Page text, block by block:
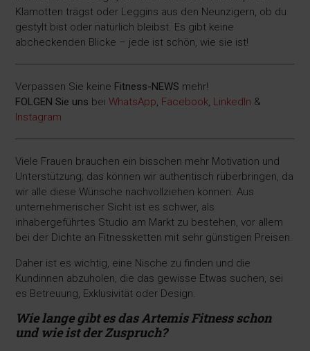
Klamotten trägst oder Leggins aus den Neunzigern, ob du
gestylt bist oder natürlich bleibst. Es gibt keine
abcheckenden Blicke – jede ist schön, wie sie ist!
Verpassen Sie keine Fitness-NEWS mehr!
FOLGEN Sie uns beiWhatsApp, Facebook, LinkedIn &
Instagram
Viele Frauen brauchen ein bisschen mehr Motivation und
Unterstützung; das können wir authentisch rüberbringen, da
wir alle diese Wünsche nachvollziehen können. Aus
unternehmerischer Sicht ist es schwer, als
inhabergeführtes Studio am Markt zu bestehen, vor allem
bei der Dichte an Fitnessketten mit sehr günstigen Preisen.
Daher ist es wichtig, eine Nische zu finden und die
Kundinnen abzuholen, die das gewisse Etwas suchen, sei
es Betreuung, Exklusivität oder Design.
Wie lange gibt es das Artemis Fitness schon
und wie ist der Zuspruch?